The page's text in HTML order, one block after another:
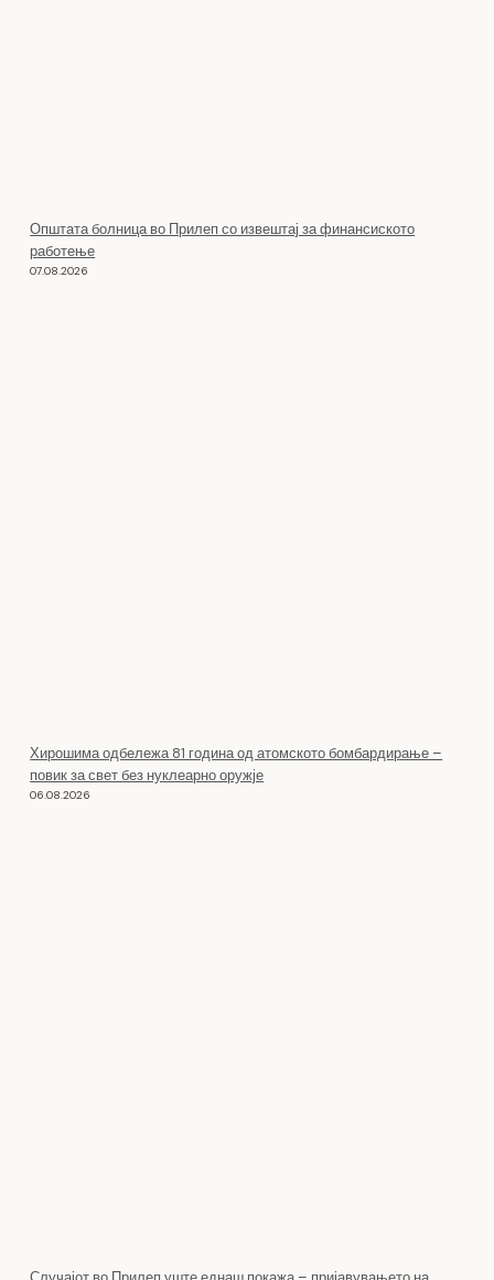
Општата болница во Прилеп со извештај за финансиското
работење
07.08.2026
Хирошима одбележа 81 година од атомското бомбардирање –
повик за свет без нуклеарно оружје
06.08.2026